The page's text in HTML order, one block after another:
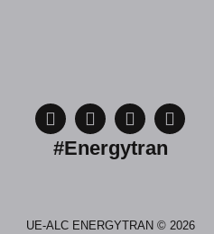
#Energytran
UE-ALC ENERGYTRAN © 2026